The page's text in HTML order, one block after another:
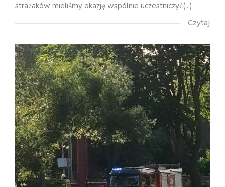
strażaków mieliśmy okazję wspólnie uczestniczyć(...)
Czytaj